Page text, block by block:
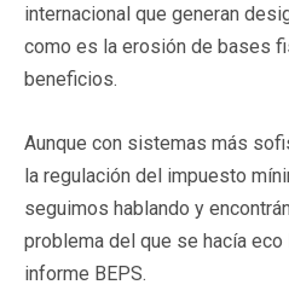
internacional que generan
como es la erosión de bases
beneficios.
Aunque con sistemas más
la regulación del impuesto
seguimos hablando y
problema del que se hacía eco
informe BEPS.